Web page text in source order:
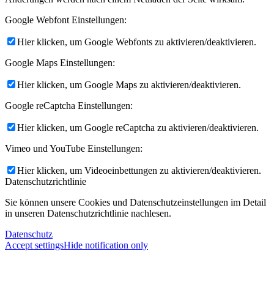
Google Webfont Einstellungen:
Hier klicken, um Google Webfonts zu aktivieren/deaktivieren.
Google Maps Einstellungen:
Hier klicken, um Google Maps zu aktivieren/deaktivieren.
Google reCaptcha Einstellungen:
Hier klicken, um Google reCaptcha zu aktivieren/deaktivieren.
Vimeo und YouTube Einstellungen:
Hier klicken, um Videoeinbettungen zu aktivieren/deaktivieren.
Datenschutzrichtlinie
Sie können unsere Cookies und Datenschutzeinstellungen im Detail
in unseren Datenschutzrichtlinie nachlesen.
Datenschutz
Accept settingsHide notification only